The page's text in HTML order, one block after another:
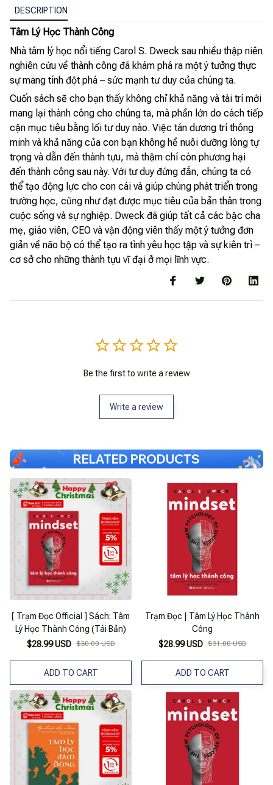
DESCRIPTION
Tâm Lý Học Thành Công
Nhà tâm lý học nổi tiếng Carol S. Dweck sau nhiều thập niên
nghiên cứu về thành công đã khám phá ra một ý tưởng thực
sự mang tính đột phá – sức mạnh tư duy của chúng ta.
Cuốn sách sẽ cho bạn thấy không chỉ khả năng và tài trí mới
mang lại thành công cho chúng ta, mà phần lớn do cách tiếp
cận mục tiêu bằng lối tư duy nào. Việc tán dương trí thông
minh và khả năng của con bạn không hề nuôi dưỡng lòng tự
trọng và dẫn đến thành tựu, mà thậm chí còn phương hại
đến thành công sau này. Với tư duy đứng đắn, chúng ta có
thể tạo động lực cho con cái và giúp chúng phát triển trong
trường học, cũng như đạt được mục tiêu của bản thân trong
cuộc sống và sự nghiệp. Dweck đã giúp tất cả các bậc cha
mẹ, giáo viên, CEO và vận động viên thấy một ý tưởng đơn
giản về não bộ có thể tạo ra tình yêu học tập và sự kiên trì –
cơ sở cho những thành tựu vĩ đại ở mọi lĩnh vực.
Be the first to write a review
Write a review
RELATED PRODUCTS
[ Trạm Đọc Official ] Sách: Tâm
Lý Học Thành Công (Tái Bản)
$28.99 USD $30.00 USD
ADD TO CART
Trạm Đọc | Tâm Lý Học Thành
Công
$28.99 USD $31.00 USD
ADD TO CART